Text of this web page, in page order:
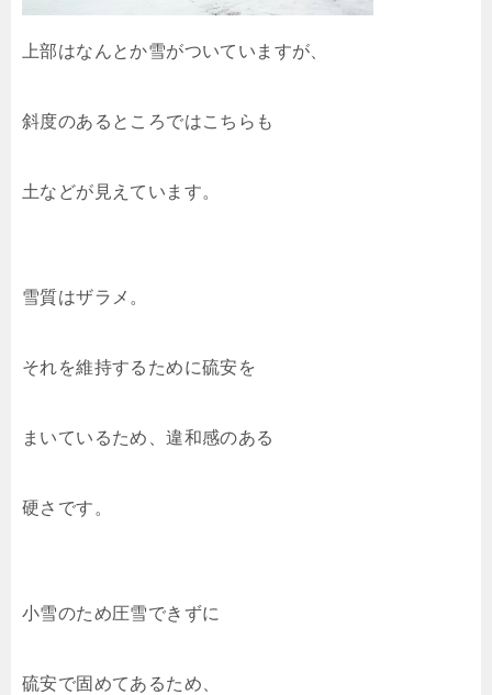
上部はなんとか雪がついていますが、
斜度のあるところではこちらも
土などが見えています。
雪質はザラメ。
それを維持するために硫安を
まいているため、違和感のある
硬さです。
小雪のため圧雪できずに
硫安で固めてあるため、